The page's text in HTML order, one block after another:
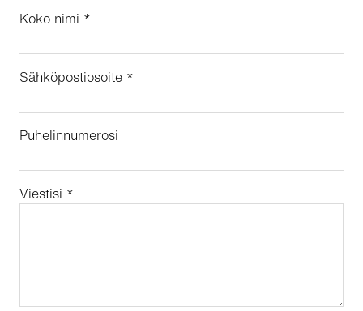
Koko nimi *
Sähköpostiosoite *
Puhelinnumerosi
Viestisi *